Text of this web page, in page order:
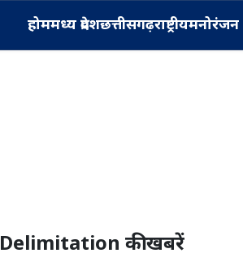
होममध्य प्रदेशछत्तीसगढ़राष्ट्रीयमनोरंजन
Delimitation की खबरें